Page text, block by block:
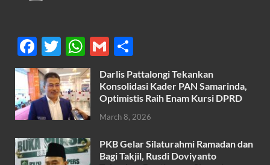
F
ac
e
b
o
o
T
w
itt
er
W
h
at
s
A
p
G
m
ail
h
ar
e
Darlis Pattalongi Tekankan
Konsolidasi Kader PAN Samarinda,
Optimistis Raih Enam Kursi DPRD
March 8, 2026
PKB Gelar Silaturahmi Ramadan dan
Bagi Takjil, Rusdi Doviyanto